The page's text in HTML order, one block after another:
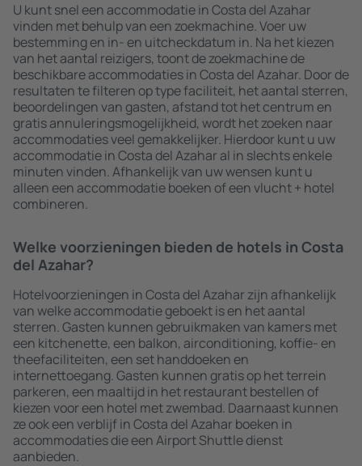
U kunt snel een accommodatie in Costa del Azahar
vinden met behulp van een zoekmachine. Voer uw
bestemming en in- en uitcheckdatum in. Na het kiezen
van het aantal reizigers, toont de zoekmachine de
beschikbare accommodaties in Costa del Azahar. Door de
resultaten te filteren op type faciliteit, het aantal sterren,
beoordelingen van gasten, afstand tot het centrum en
gratis annuleringsmogelijkheid, wordt het zoeken naar
accommodaties veel gemakkelijker. Hierdoor kunt u uw
accommodatie in Costa del Azahar al in slechts enkele
minuten vinden. Afhankelijk van uw wensen kunt u
alleen een accommodatie boeken of een vlucht + hotel
combineren.
Welke voorzieningen bieden de hotels in Costa
del Azahar?
Hotelvoorzieningen in Costa del Azahar zijn afhankelijk
van welke accommodatie geboekt is en het aantal
sterren. Gasten kunnen gebruikmaken van kamers met
een kitchenette, een balkon, airconditioning, koffie- en
theefaciliteiten, een set handdoeken en
internettoegang. Gasten kunnen gratis op het terrein
parkeren, een maaltijd in het restaurant bestellen of
kiezen voor een hotel met zwembad. Daarnaast kunnen
ze ook een verblijf in Costa del Azahar boeken in
accommodaties die een Airport Shuttle dienst
aanbieden.